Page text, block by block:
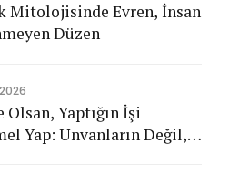
Mitolojisinde Evren, İnsan
Düzen
Olsan, Yaptığın İşi
Yap: Unvanların Değil,